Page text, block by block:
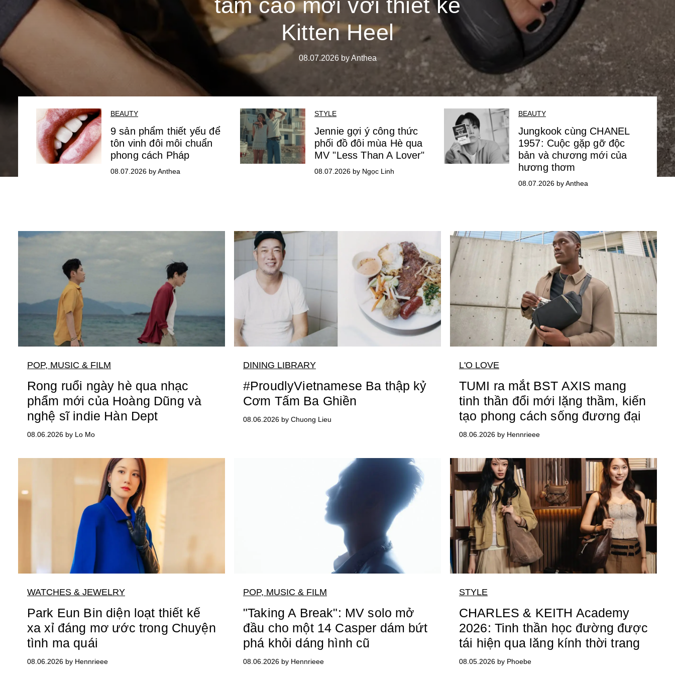
tầm cao mới với thiết kế
Kitten Heel
08.07.2026 by Anthea
BEAUTY
9 sản phẩm thiết yếu để
tôn vinh đôi môi chuẩn
phong cách Pháp
08.07.2026 by Anthea
STYLE
Jennie gợi ý công thức
phối đồ đôi mùa Hè qua
MV "Less Than A Lover"
08.07.2026 by Ngọc Linh
BEAUTY
Jungkook cùng CHANEL
1957: Cuộc gặp gỡ độc
bản và chương mới của
hương thơm
08.07.2026 by Anthea
POP, MUSIC & FILM
Rong ruổi ngày hè qua nhạc
phẩm mới của Hoàng Dũng và
nghệ sĩ indie Hàn Dept
08.06.2026 by Lo Mo
DINING LIBRARY
#ProudlyVietnamese Ba thập kỷ
Cơm Tấm Ba Ghiền
08.06.2026 by Chuong Lieu
L'O LOVE
TUMI ra mắt BST AXIS mang
tinh thần đổi mới lặng thầm, kiến
tạo phong cách sống đương đại
08.06.2026 by Hennrieee
WATCHES & JEWELRY
Park Eun Bin diện loạt thiết kế
xa xỉ đáng mơ ước trong Chuyện
tình ma quái
08.06.2026 by Hennrieee
POP, MUSIC & FILM
"Taking A Break": MV solo mở
đầu cho một 14 Casper dám bứt
phá khỏi dáng hình cũ
08.06.2026 by Hennrieee
STYLE
CHARLES & KEITH Academy
2026: Tinh thần học đường được
tái hiện qua lăng kính thời trang
08.05.2026 by Phoebe